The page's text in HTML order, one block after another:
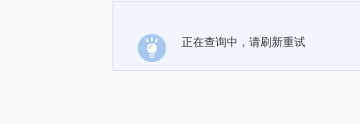
正在查询中，请刷新重试